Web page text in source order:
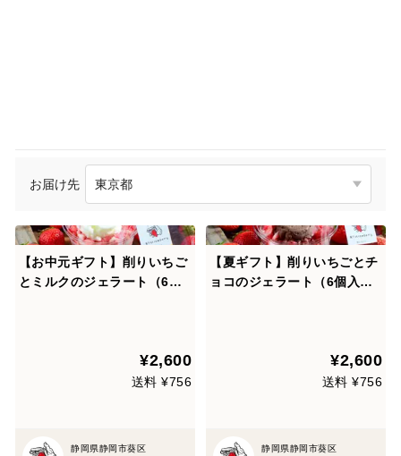
お届け先
【お中元ギフト】削りいちご
とミルクのジェラート（6個
¥2,600
送料 ¥756
静岡県静岡市葵区
【夏ギフト】削りいちごとチ
ョコのジェラート（6個入
¥2,600
送料 ¥756
静岡県静岡市葵区